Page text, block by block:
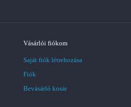
Vásárlói fiókom
Saját fiók létrehozása
Fiók
Bevásárló kosár